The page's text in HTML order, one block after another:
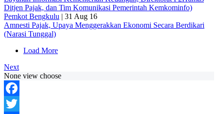
Pemkot Bengkulu | 31 Aug 16
Amnesti Pajak, Upaya Menggerakkan Ekonomi Secara Berdikari
(Narasi Tunggal)
Load More
Next
None view choose
Facebook